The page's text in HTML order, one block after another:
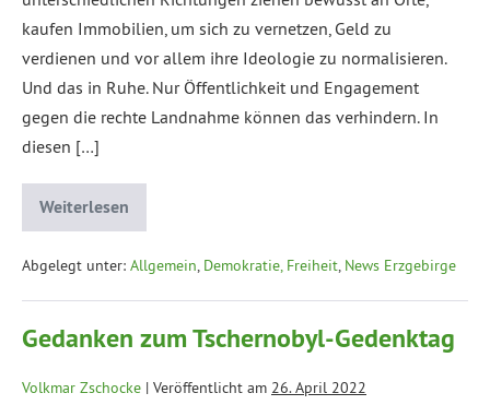
kaufen Immobilien, um sich zu vernetzen, Geld zu
verdienen und vor allem ihre Ideologie zu normalisieren.
Und das in Ruhe. Nur Öffentlichkeit und Engagement
gegen die rechte Landnahme können das verhindern. In
diesen […]
Weiterlesen
Abgelegt unter: Allgemein Demokratie, Freiheit News Erzgebirge
Gedanken zum Tschernobyl-Gedenktag
Volkmar Zschocke | Veröffentlicht am 26. April 2022